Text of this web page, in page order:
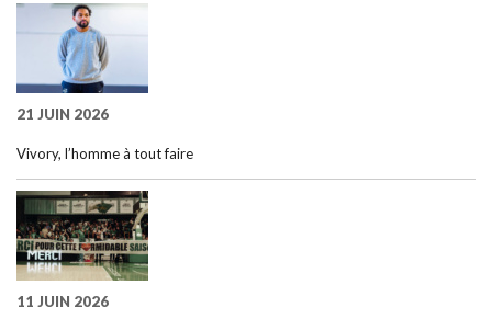
21 JUIN 2026
Vivory, l’homme à tout faire
11 JUIN 2026